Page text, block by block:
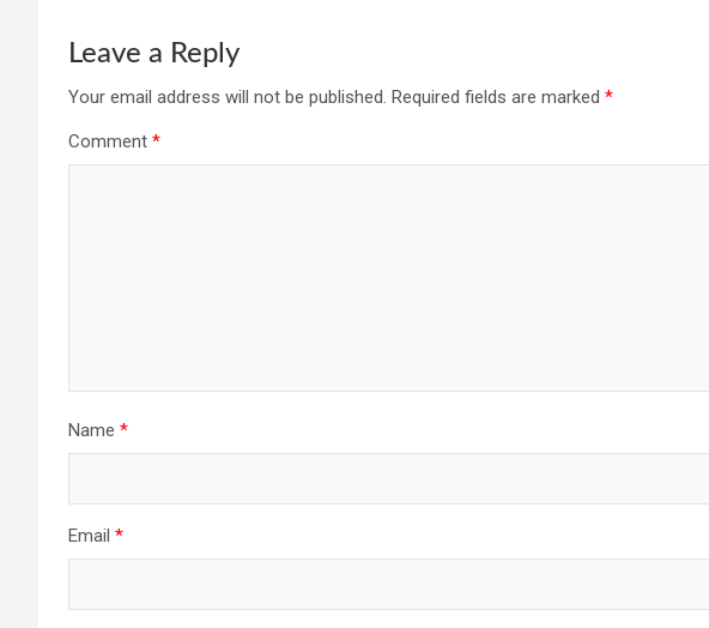
Leave a Reply
Your email address will not be published. Required fields are marked *
Comment *
Name *
Email *